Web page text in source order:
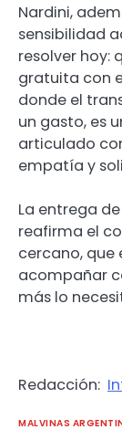
Nardini,
sensibilidad
resolver hoy:
gratuita con
donde el
un gasto, es
articulado
empatía y
La entrega
reafirma el
cercano,
acompañar
más lo
Redacción:
MALVINAS